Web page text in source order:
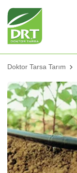
Doktor Tarsa Tarım